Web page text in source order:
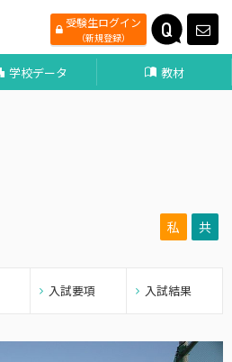
受験生ログイン
（新規登録）
学校データ 教材
私 共
入試要項 入試結果